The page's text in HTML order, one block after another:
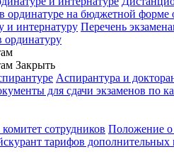
ординатуре на бюджетной форме
и интернатуру Перечень
Закрыть
Аспирантура и
для сдачи экзаменов по
сотрудников Положение о
тарифов